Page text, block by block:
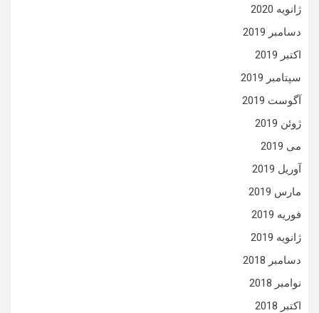
ژانویه 2020
دسامبر 2019
اکتبر 2019
سپتامبر 2019
آگوست 2019
ژوئن 2019
می 2019
آوریل 2019
مارس 2019
فوریه 2019
ژانویه 2019
دسامبر 2018
نوامبر 2018
اکتبر 2018